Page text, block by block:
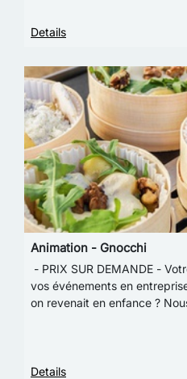
Details
Animation - Gnocchi
- PRIX SUR DEMANDE -
vos événements en
on revenait en enfance ?
Details